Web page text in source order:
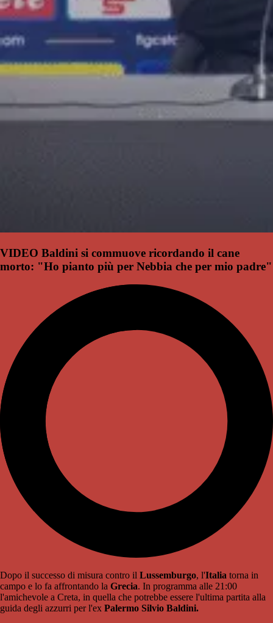
VIDEO Baldini si commuove ricordando il cane
morto: "Ho pianto più per Nebbia che per mio padre"
Dopo il successo di misura contro il Lussemburgo, l'Italia torna in
campo e lo fa affrontando la Grecia. In programma alle 21:00
l'amichevole a Creta, in quella che potrebbe essere l'ultima partita alla
guida degli azzurri per l'ex Palermo Silvio Baldini.